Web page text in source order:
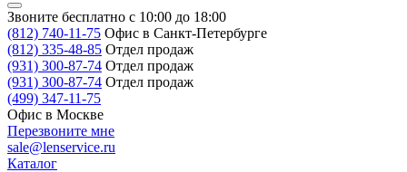
Звоните бесплатно с 10:00 до 18:00
(812) 740-11-75 Офис в Санкт-Петербурге
(812) 335-48-85 Отдел продаж
(931) 300-87-74 Отдел продаж
(931) 300-87-74 Отдел продаж
(499) 347-11-75
Офис в Москве
Перезвоните мне
sale@lenservice.ru
Каталог